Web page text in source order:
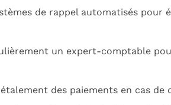
de rappel automatisés pour
un expert-comptable
des paiements en cas de